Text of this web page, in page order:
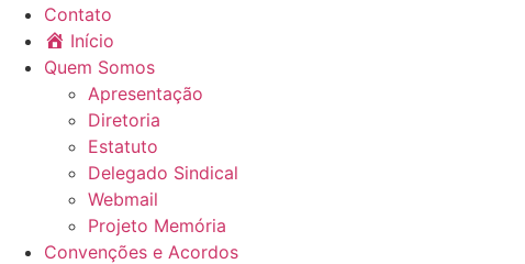
Contato
Início
Quem Somos
Apresentação
Diretoria
Estatuto
Delegado Sindical
Webmail
Projeto Memória
Convenções e Acordos